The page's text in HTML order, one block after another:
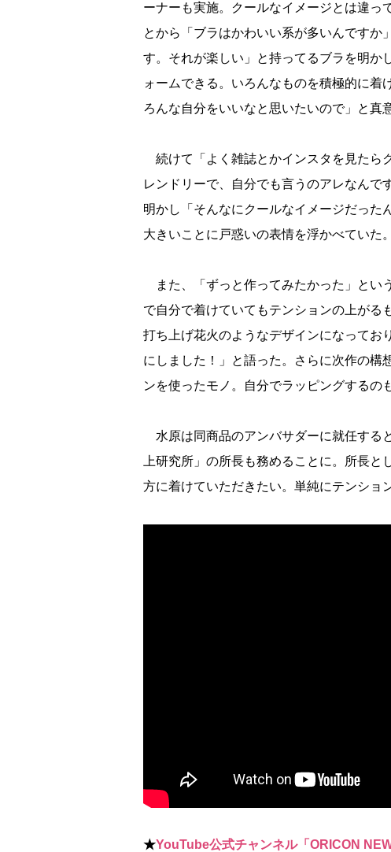
ーナーも実施。クールなイメージとは違っ
とから「ブラはかわいい系が多いんですか
す。それが楽しい」と持ってるブラを明か
ォームできる。いろんなものを積極的に
ろんな自分をいいなと思いたいので」と真
続けて「よく雑誌とかインスタを見たら
レンドリーで、自分でも言うのアレなん
明かし「そんなにクールなイメージだった
大きいことに戸惑いの表情を浮かべていた。
また、「ずっと作ってみたかった」とい
で自分で着けていてもテンションの上がる
打ち上げ花火のようなデザインになってお
にしました！」と語った。さらに次作の構
ンを使ったモノ。自分でラッピングするの
水原は同商品のアンバサダーに就任する
上研究所」の所長も務めることに。所長
方に着けていただきたい。単純にテンショ
★YouTube公式チャンネル「ORICON